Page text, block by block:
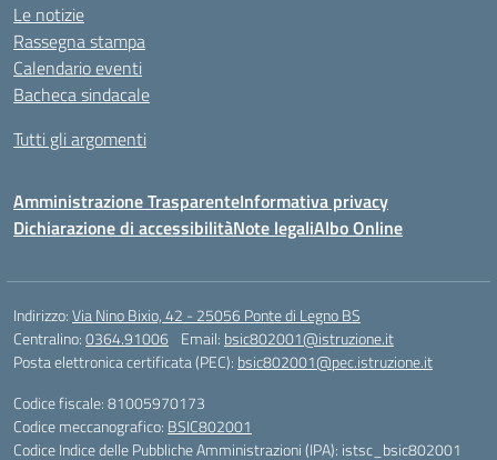
Le notizie
Rassegna stampa
Calendario eventi
Bacheca sindacale
Tutti gli argomenti
Amministrazione TrasparenteInformativa privacy
Dichiarazione di accessibilitàNote legaliAlbo Online
Indirizzo:Via Nino Bixio, 42 - 25056 Ponte di Legno BS
Centralino:0364.91006 Email: bsic802001@istruzione.it
Posta elettronica certificata (PEC): bsic802001@pec.istruzione.it
Codice fiscale: 81005970173
Codice meccanografico: BSIC802001
Codice Indice delle Pubbliche Amministrazioni (IPA): istsc_bsic802001